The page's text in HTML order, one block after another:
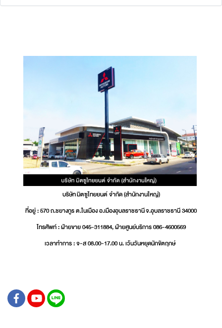
บริษัท มิตซูไทยยนต์ จำกัด (สำนักงานใหญ่)
ที่อยู่ : 570 ถ.ชยางกูร ต.ในเมือง อ.เมืองอุบลราชธานี จ.อุบลราชธานี 34000
โทรศัพท์ : ฝ่ายขาย 045-311884, ฝ่ายศูนย์บริการ 086-4600569
เวลาทำการ : จ-ส 08.00-17.00 น. เว้นวันหยุดนักขัตฤกษ์